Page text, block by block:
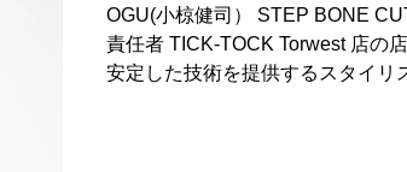
OGU(小椋健司） STEP BONE
責任者 TICK-TOCK Torwest 店の
安定した技術を提供するスタイリ